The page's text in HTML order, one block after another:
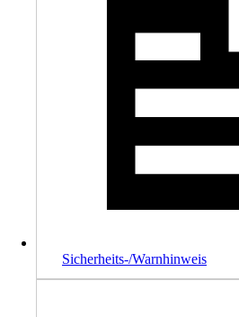
Sicherheits-/Warnhinweis